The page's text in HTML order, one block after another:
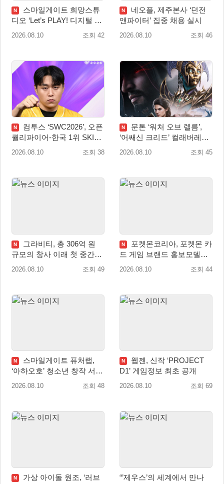
N
스마일게이트 희망스튜
디오 ‘Let’s PLAY! 디지털 창
작 탐험대’ 참여 기관 및 멘
2026.08.10 조회 42
N
네오플, 제주본사 ‘던전
앤파이터’ 집중 채용 실시
2026.08.10 조회 46
N
컴투스 ‘SWC2026’, 오픈
퀄리파이어-한국 1위 SKIT
월드 파이널 진출!
2026.08.10 조회 38
N
문톤 ‘워처 오브 렐름’,
‘어쌔신 크리드’ 컬래버레이
션 8월 20일 실시
2026.08.10 조회 45
N
그라비티, 총 306억 원
규모의 창사 이래 첫 중간배
당 확정
2026.08.10 조회 49
N
포켓몬코리아, 포켓몬 카
드 게임 브랜드 홍보모델로
배우 변우석 선정!
2026.08.10 조회 44
N
스마일게이트 퓨처랩,
‘아하오호’ 청소년 창작 서포
터즈 ‘아크크’ 1기 발족
2026.08.10 조회 48
N
웹젠, 신작 ‘PROJECT
D1’ 게임정보 최초 공개
2026.08.10 조회 69
N
가상 아이돌 원조, ‘러브
“’제우스’의 세계에서 만나